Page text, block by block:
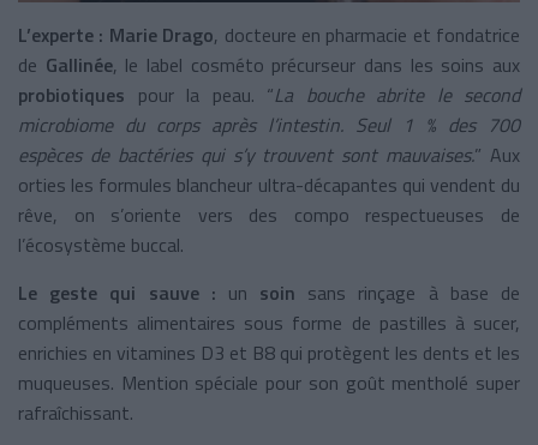
L’experte : Marie Drago, docteure en pharmacie et fondatrice
de Gallinée, le label cosméto précurseur dans les soins aux
probiotiques pour la peau. “La bouche abrite le second
microbiome du corps après l’intestin. Seul 1 % des 700
espèces de bactéries qui s’y trouvent sont mauvaises.” Aux
orties les formules blancheur ultra-décapantes qui vendent du
rêve, on s’oriente vers des compo respectueuses de
l’écosystème buccal.
Le geste qui sauve : un soin sans rinçage à base de
compléments alimentaires sous forme de pastilles à sucer,
enrichies en vitamines D3 et B8 qui protègent les dents et les
muqueuses. Mention spéciale pour son goût mentholé super
rafraîchissant.